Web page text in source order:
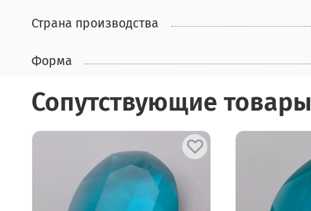
Страна производства
Форма
Сопутствующие товары